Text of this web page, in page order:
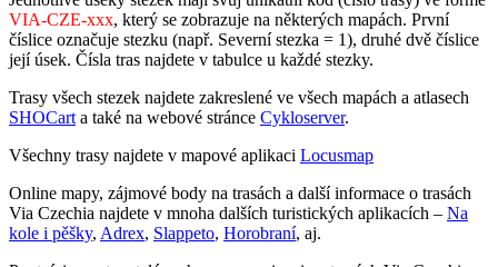
VIA-CZE-xxx, který se zobrazuje na některých mapách. První
číslice označuje stezku (např. Severní stezka = 1), druhé dvě číslice
její úsek. Čísla tras najdete v tabulce u každé stezky.
Trasy všech stezek najdete zakreslené ve všech mapách a atlasech
SHOCart a také na webové stránce Cykloserver.
Všechny trasy najdete v mapové aplikaci Locusmap
Online mapy, zájmové body na trasách a další informace o trasách
Via Czechia najdete v mnoha dalších turistických aplikacích – Na
kole i pěšky, Adrex, Slappeto, Horobraní, aj.